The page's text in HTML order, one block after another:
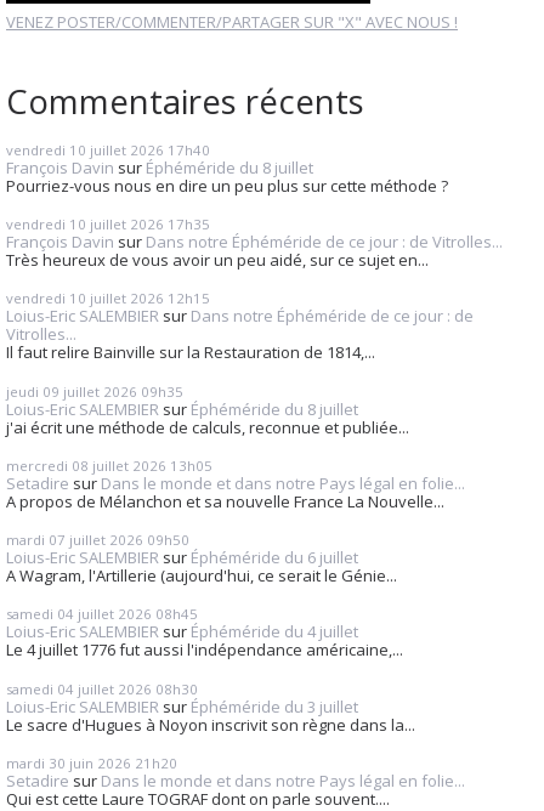
VENEZ POSTER/COMMENTER/PARTAGER SUR "X" AVEC NOUS !
Commentaires récents
vendredi 10 juillet 2026 17h40
François Davin sur Éphéméride du 8 juillet
Pourriez-vous nous en dire un peu plus sur cette méthode ?
vendredi 10 juillet 2026 17h35
François Davin sur Dans notre Éphéméride de ce jour : de Vitrolles...
Très heureux de vous avoir un peu aidé, sur ce sujet en...
vendredi 10 juillet 2026 12h15
Loius-Eric SALEMBIER sur Dans notre Éphéméride de ce jour : de
Vitrolles...
Il faut relire Bainville sur la Restauration de 1814,...
jeudi 09 juillet 2026 09h35
Loius-Eric SALEMBIER sur Éphéméride du 8 juillet
j'ai écrit une méthode de calculs, reconnue et publiée...
mercredi 08 juillet 2026 13h05
Setadire sur Dans le monde et dans notre Pays légal en folie...
A propos de Mélanchon et sa nouvelle France La Nouvelle...
mardi 07 juillet 2026 09h50
Loius-Eric SALEMBIER sur Éphéméride du 6 juillet
A Wagram, l'Artillerie (aujourd'hui, ce serait le Génie...
samedi 04 juillet 2026 08h45
Loius-Eric SALEMBIER sur Éphéméride du 4 juillet
Le 4 juillet 1776 fut aussi l'indépendance américaine,...
samedi 04 juillet 2026 08h30
Loius-Eric SALEMBIER sur Éphéméride du 3 juillet
Le sacre d'Hugues à Noyon inscrivit son règne dans la...
mardi 30 juin 2026 21h20
Setadire sur Dans le monde et dans notre Pays légal en folie...
Qui est cette Laure TOGRAF dont on parle souvent....